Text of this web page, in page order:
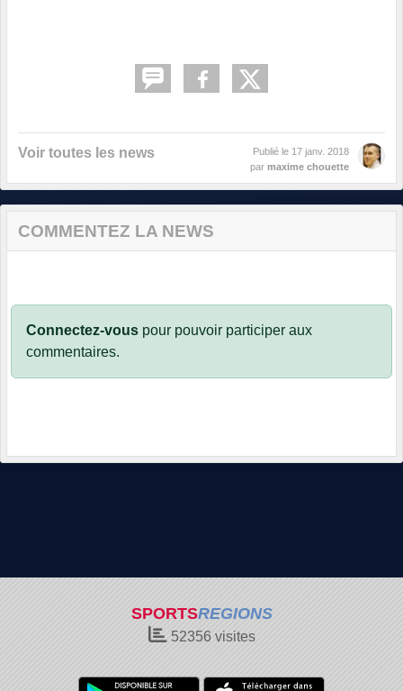
Voir toutes les news Publié le 17 janv. 2018
par maxime chouette
COMMENTEZ LA NEWS
Connectez-vous pour pouvoir participer aux
commentaires.
SPORTSREGIONS
52356visites